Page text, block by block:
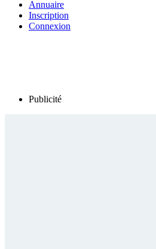
Annuaire
Inscription
Connexion
Publicité